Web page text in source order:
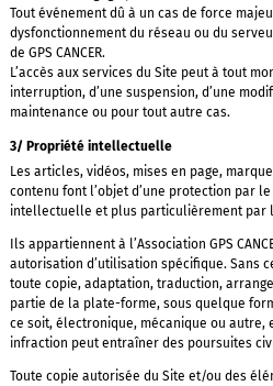
Tout événement dû à un cas de force
dysfonctionnement du réseau ou du
de GPS CANCER.
L’accès aux services du Site peut à tout
interruption, d’une suspension, d’une
maintenance ou pour tout autre cas.
3/ Propriété intellectuelle
Les articles, vidéos, mises en page,
contenu font l’objet d’une protection par
intellectuelle et plus particulièrement par
Ils appartiennent à l’Association GPS
autorisation d’utilisation spécifique. Sans
toute copie, adaptation, traduction,
partie de la plate-forme, sous quelque
ce soit, électronique, mécanique ou autre,
infraction peut entraîner des poursuites
Toute copie autorisée du Site et/ou des